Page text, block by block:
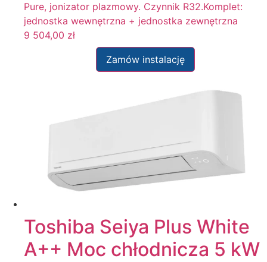
Pure, jonizator plazmowy. Czynnik R32.Komplet:
jednostka wewnętrzna + jednostka zewnętrzna
9 504,00 zł
Zamów instalację
Toshiba Seiya Plus White
A++ Moc chłodnicza 5 kW